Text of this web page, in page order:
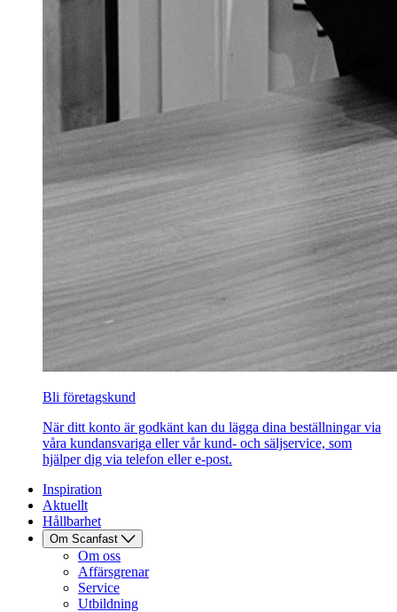
Bli företagskund
När ditt konto är godkänt kan du lägga dina beställningar via
våra kundansvariga eller vår kund- och säljservice, som
hjälper dig via telefon eller e-post.
Inspiration
Aktuellt
Hållbarhet
Om Scanfast
Om oss
Affärsgrenar
Service
Utbildning